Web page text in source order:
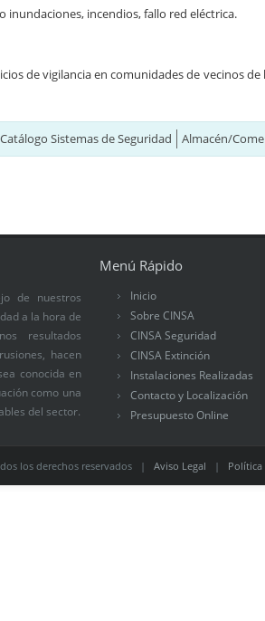
inundaciones, incendios, fallo red eléctrica.
de vigilancia en comunidades de vecinos
Catálogo Sistemas de Seguridad Almacén/
de nuestros
a la hora de
resultados
hacen
conocida en
como una
del sector.
Menú Rápido
Inicio
Sobre CINSA
CINSA Seguridad
CINSA Extinción
Instalaciones Realizadas
Contacto y Localización
Presupuesto Online
los derechos reservados | Aviso Legal | Política